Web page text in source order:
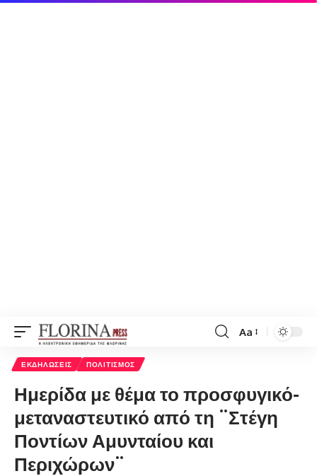
Font
Aa
ΕΚΔΗΛΏΣΕΙΣ ΠΟΛΙΤΙΣΜΌΣ
Ημερίδα με θέμα το προσφυγικό-
μεταναστευτικό από τη ¨Στέγη
Ποντίων Αμυνταίου και
Περιχώρων¨